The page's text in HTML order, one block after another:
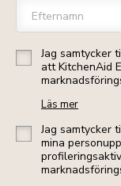
Efternamn
Jag samtycker
att KitchenAid
Läs mer
Jag samtycker
mina